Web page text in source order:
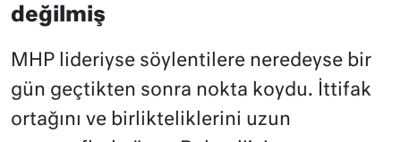
değilmiş
MHP lideriyse söylentilere neredeyse bir
gün geçtikten sonra nokta koydu. İttifak
ortağını ve birlikteliklerini uzun